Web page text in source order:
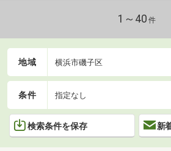
1～40 件
地域 横浜市磯子区
条件 指定なし
検索条件を保存 新